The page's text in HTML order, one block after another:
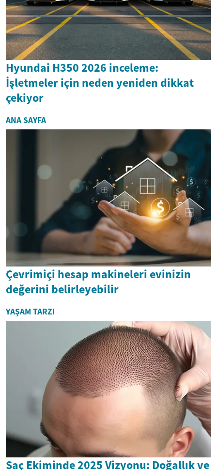
Hyundai H350 2026 inceleme:
İşletmeler için neden yeniden dikkat
çekiyor
ANA SAYFA
Çevrimiçi hesap makineleri evinizin
değerini belirleyebilir
YAŞAM TARZI
Saç Ekiminde 2025 Vizyonu: Doğallık ve